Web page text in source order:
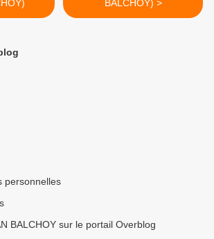
BALCHOY) >
personnelles
BALCHOY sur le portail Overblog